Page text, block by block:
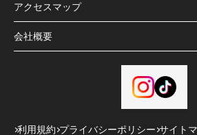
アクセスマップ
会社概要
利用規約 プライバシーポリシー サイト